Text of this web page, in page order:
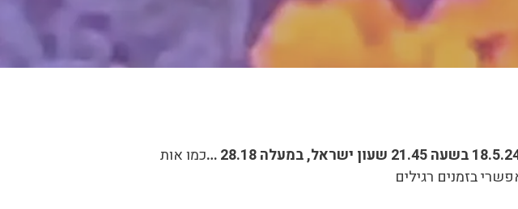
כמו אות
בזמנים רגילים